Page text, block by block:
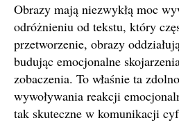
Obrazy mają niezwykłą moc
odróżnieniu od tekstu, który
przetworzenie, obrazy
budując emocjonalne
zobaczenia. To właśnie ta
wywoływania reakcji
tak skuteczne w komunikacji